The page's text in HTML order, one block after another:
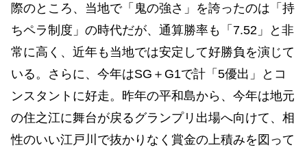
際のところ、当地で「鬼の強さ」を誇ったのは「持
ちペラ制度」の時代だが、通算勝率も「7.52」と非
常に高く、近年も当地では安定して好勝負を演じて
いる。さらに、今年はSG＋G1で計「5優出」とコ
ンスタントに好走。昨年の平和島から、今年は地元
の住之江に舞台が戻るグランプリ出場へ向けて、相
性のいい江戸川で抜かりなく賞金の上積みを図って